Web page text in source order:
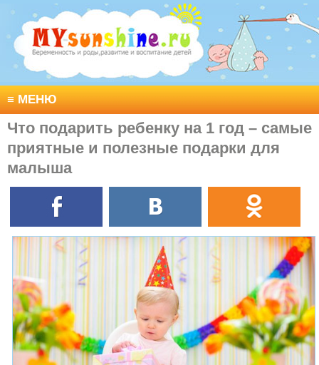
≡МЕНЮ
Что подарить ребенку на 1 год – самые
приятные и полезные подарки для
малыша